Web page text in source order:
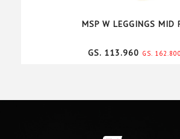
MSP W LEGGINGS MID
GS. 113.960 GS. 162.800